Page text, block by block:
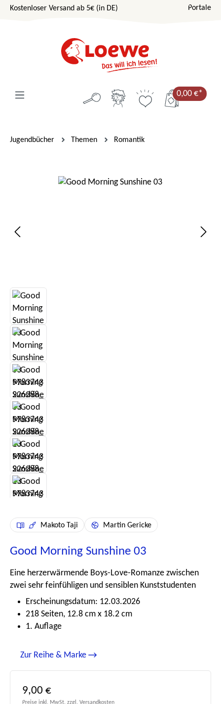
Zum Hauptinhalt springen
Kostenloser Versand ab 5€ (in DE) Portale
0,00 €*
Jugendbücher Themen Romantik
Bildergalerie überspringen
Makoto Taji Martin Gericke
Good Morning Sunshine 03
Eine herzerwärmende Boys-Love-Romanze zwischen
zwei sehr feinfühligen und sensiblen Kunststudenten
Erscheinungsdatum: 12.03.2026
218 Seiten, 12.8 cm x 18.2 cm
1. Auflage
Zur Reihe & Marke
Regulärer Preis:
9,00 €
Preise inkl. MwSt. zzgl. Versandkosten